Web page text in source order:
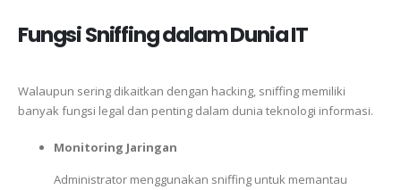
Fungsi Sniffing dalam Dunia IT
Walaupun sering dikaitkan dengan hacking, sniffing memiliki
banyak fungsi legal dan penting dalam dunia teknologi informasi.
Monitoring Jaringan
Administrator menggunakan sniffing untuk memantau